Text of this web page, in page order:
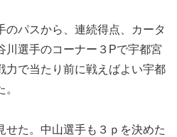
のパスから、連続得点、カータ
川選手のコーナー３Pで宇都宮
力で当たり前に戦えばよい宇都
せた。中山選手も３ｐを決めた